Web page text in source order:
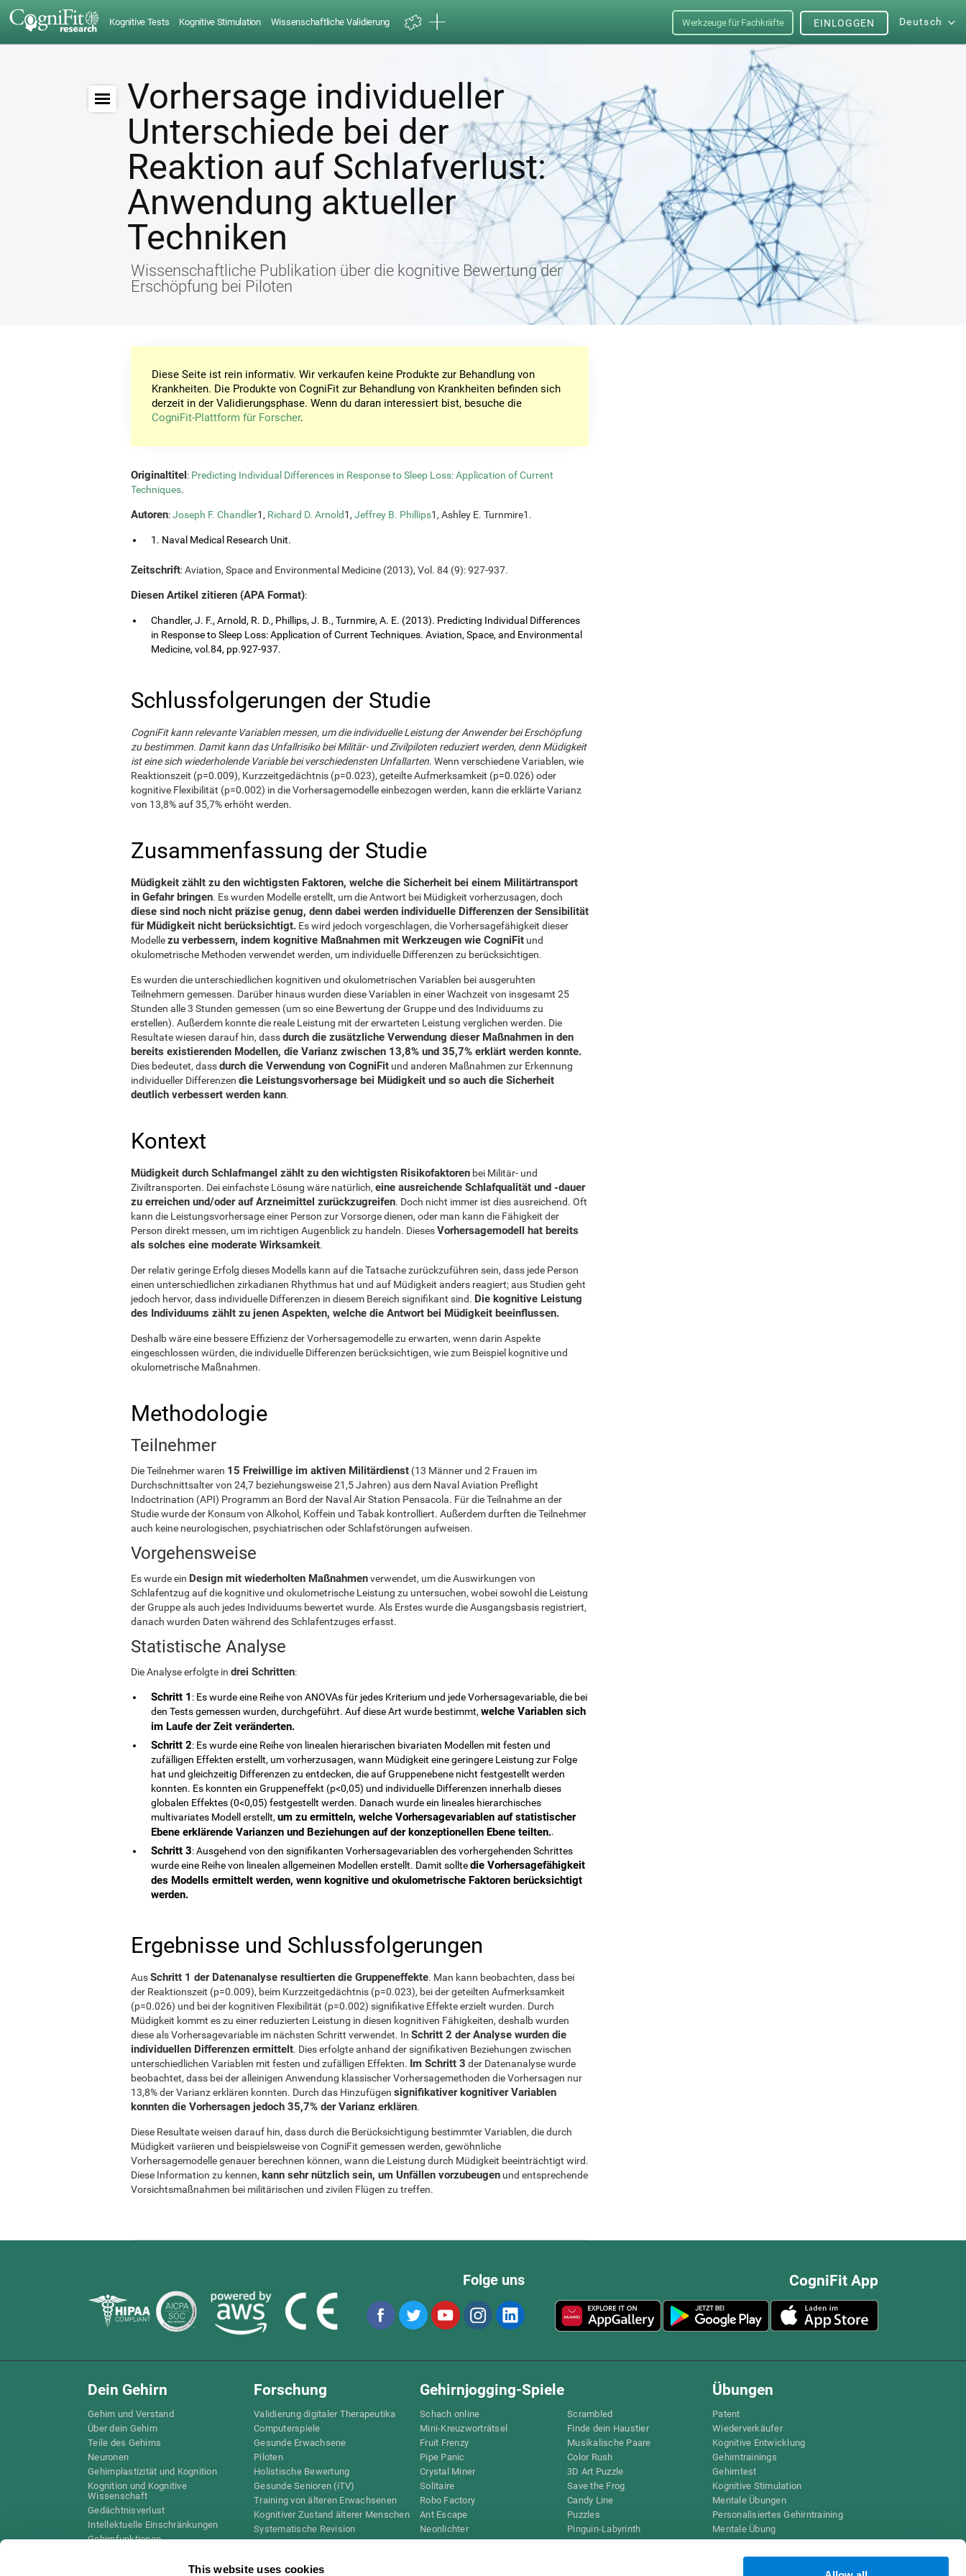
This website uses cookies
Kognitive Tests Kognitive Stimulation Wissenschaftliche Validierung Werkzeuge für Fachkräfte Deutsch
EINLOGGEN
Vorhersage individueller
Unterschiede bei der
Reaktion auf Schlafverlust:
Anwendung aktueller
Techniken
Wissenschaftliche Publikation über die kognitive Bewertung der
Erschöpfung bei Piloten
Diese Seite ist rein informativ. Wir verkaufen keine Produkte zur Behandlung von
Krankheiten. Die Produkte von CogniFit zur Behandlung von Krankheiten befinden sich
derzeit in der Validierungsphase. Wenn du daran interessiert bist, besuche die
CogniFit-Plattform für Forscher.
Originaltitel: Predicting Individual Differences in Response to Sleep Loss: Application of Current
Techniques.
Autoren:Joseph F. Chandler1, Richard D. Arnold1, Jeffrey B. Phillips1, Ashley E. Turnmire1.
1. Naval Medical Research Unit.
Zeitschrift: Aviation, Space and Environmental Medicine (2013), Vol. 84 (9): 927-937.
Diesen Artikel zitieren (APA Format):
Chandler, J. F., Arnold, R. D., Phillips, J. B., Turnmire, A. E. (2013). Predicting Individual Differences
in Response to Sleep Loss: Application of Current Techniques. Aviation, Space, and Environmental
Medicine, vol.84, pp.927-937.
Schlussfolgerungen der Studie
CogniFit kann relevante Variablen messen, um die individuelle Leistung der Anwender bei Erschöpfung
zu bestimmen. Damit kann das Unfallrisiko bei Militär- und Zivilpiloten reduziert werden, denn Müdigkeit
ist eine sich wiederholende Variable bei verschiedensten Unfallarten. Wenn verschiedene Variablen, wie
Reaktionszeit (p=0.009), Kurzzeitgedächtnis (p=0.023), geteilte Aufmerksamkeit (p=0.026) oder
kognitive Flexibilität (p=0.002) in die Vorhersagemodelle einbezogen werden, kann die erklärte Varianz
von 13,8% auf 35,7% erhöht werden.
Zusammenfassung der Studie
Müdigkeit zählt zu den wichtigsten Faktoren, welche die Sicherheit bei einem Militärtransport
in Gefahr bringen. Es wurden Modelle erstellt, um die Antwort bei Müdigkeit vorherzusagen, doch
diese sind noch nicht präzise genug, denn dabei werden individuelle Differenzen der Sensibilität
für Müdigkeit nicht berücksichtigt. Es wird jedoch vorgeschlagen, die Vorhersagefähigkeit dieser
Modellezu verbessern, indem kognitive Maßnahmen mit Werkzeugen wie CogniFit und
okulometrische Methoden verwendet werden, um individuelle Differenzen zu berücksichtigen.
Es wurden die unterschiedlichen kognitiven und okulometrischen Variablen bei ausgeruhten
Teilnehmern gemessen. Darüber hinaus wurden diese Variablen in einer Wachzeit von insgesamt 25
Stunden alle 3 Stunden gemessen (um so eine Bewertung der Gruppe und des Individuums zu
erstellen). Außerdem konnte die reale Leistung mit der erwarteten Leistung verglichen werden. Die
Resultate wiesen darauf hin, dassdurch die zusätzliche Verwendung dieser Maßnahmen in den
bereits existierenden Modellen, die Varianz zwischen 13,8% und 35,7% erklärt werden konnte.
Dies bedeutet, dassdurch die Verwendung von CogniFit und anderen Maßnahmen zur Erkennung
individueller Differenzen die Leistungsvorhersage bei Müdigkeit und so auch die Sicherheit
deutlich verbessert werden kann.
Kontext
Müdigkeit durch Schlafmangel zählt zu den wichtigsten Risikofaktoren bei Militär- und
Ziviltransporten. Dei einfachste Lösung wäre natürlich, eine ausreichende Schlafqualität und -dauer
zu erreichen und/oder auf Arzneimittel zurückzugreifen. Doch nicht immer ist dies ausreichend. Oft
kann die Leistungsvorhersage einer Person zur Vorsorge dienen, oder man kann die Fähigkeit der
Person direkt messen, um im richtigen Augenblick zu handeln. DiesesVorhersagemodell hat bereits
als solches eine moderate Wirksamkeit.
Der relativ geringe Erfolg dieses Modells kann auf die Tatsache zurückzuführen sein, dass jede Person
einen unterschiedlichen zirkadianen Rhythmus hat und auf Müdigkeit anders reagiert; aus Studien geht
jedoch hervor, dass individuelle Differenzen in diesem Bereich signifikant sind. Die kognitive Leistung
des Individuums zählt zu jenen Aspekten, welche die Antwort bei Müdigkeit beeinflussen.
Deshalb wäre eine bessere Effizienz der Vorhersagemodelle zu erwarten, wenn darin Aspekte
eingeschlossen würden, die individuelle Differenzen berücksichtigen, wie zum Beispiel kognitive und
okulometrische Maßnahmen.
Methodologie
Teilnehmer
Die Teilnehmer waren 15 Freiwillige im aktiven Militärdienst (13 Männer und 2 Frauen im
Durchschnittsalter von 24,7 beziehungsweise 21,5 Jahren) aus dem Naval Aviation Preflight
Indoctrination (API) Programm an Bord der Naval Air Station Pensacola. Für die Teilnahme an der
Studie wurde der Konsum von Alkohol, Koffein und Tabak kontrolliert. Außerdem durften die Teilnehmer
auch keine neurologischen, psychiatrischen oder Schlafstörungen aufweisen.
Vorgehensweise
Es wurde ein Design mit wiederholten Maßnahmenverwendet, um die Auswirkungen von
Schlafentzug auf die kognitive und okulometrische Leistung zu untersuchen, wobei sowohl die Leistung
der Gruppe als auch jedes Individuums bewertet wurde. Als Erstes wurde die Ausgangsbasis registriert,
danach wurden Daten während des Schlafentzuges erfasst.
Statistische Analyse
Die Analyse erfolgte in drei Schritten:
Schritt 1 : Es wurde eine Reihe von ANOVAs für jedes Kriterium und jede Vorhersagevariable, die bei
den Tests gemessen wurden, durchgeführt. Auf diese Art wurde bestimmt, welche Variablen sich
im Laufe der Zeit veränderten.
Schritt 2: Es wurde eine Reihe von linealen hierarischen bivariaten Modellen mit festen und
zufälligen Effekten erstellt, um vorherzusagen, wann Müdigkeit eine geringere Leistung zur Folge
hat und gleichzeitig Differenzen zu entdecken, die auf Gruppenebene nicht festgestellt werden
konnten. Es konnten ein Gruppeneffekt (p<0,05) und individuelle Differenzen innerhalb dieses
globalen Effektes (0<0,05) festgestellt werden. Danach wurde ein lineales hierarchisches
multivariates Modell erstellt, um zu ermitteln, welche Vorhersagevariablen auf statistischer
Ebene erklärende Varianzen und Beziehungen auf der konzeptionellen Ebene teilten..
Schritt 3: Ausgehend von den signifikanten Vorhersagevariablen des vorhergehenden Schrittes
wurde eine Reihe von linealen allgemeinen Modellen erstellt. Damit solltedie Vorhersagefähigkeit
des Modells ermittelt werden, wenn kognitive und okulometrische Faktoren berücksichtigt
werden.
Ergebnisse und Schlussfolgerungen
AusSchritt 1 der Datenanalyse resultierten die Gruppeneffekte. Man kann beobachten, dass bei
der Reaktionszeit (p=0.009), beim Kurzzeitgedächtnis (p=0.023), bei der geteilten Aufmerksamkeit
(p=0.026) und bei der kognitiven Flexibilität (p=0.002) signifikative Effekte erzielt wurden. Durch
Müdigkeit kommt es zu einer reduzierten Leistung in diesen kognitiven Fähigkeiten, deshalb wurden
diese als Vorhersagevariable im nächsten Schritt verwendet. In Schritt 2 der Analyse wurden die
individuellen Differenzen ermittelt. Dies erfolgte anhand der signifikativen Beziehungen zwischen
unterschiedlichen Variablen mit festen und zufälligen Effekten. Im Schritt 3 der Datenanalyse wurde
beobachtet, dass bei der alleinigen Anwendung klassischer Vorhersagemethoden die Vorhersagen nur
13,8% der Varianz erklären konnten. Durch das Hinzufügen signifikativer kognitiver Variablen
konnten die Vorhersagen jedoch 35,7% der Varianz erklären.
Diese Resultate weisen darauf hin, dass durch die Berücksichtigung bestimmter Variablen, die durch
Müdigkeit variieren und beispielsweise von CogniFit gemessen werden, gewöhnliche
Vorhersagemodelle genauer berechnen können, wann die Leistung durch Müdigkeit beeinträchtigt wird.
Diese Information zu kennen, kann sehr nützlich sein, um Unfällen vorzubeugen und entsprechende
Vorsichtsmaßnahmen bei militärischen und zivilen Flügen zu treffen.
CogniFit App
Folge uns
Dein Gehirn
Gehirn und Verstand
Über dein Gehirn
Teile des Gehirns
Neuronen
Gehirnplastizität und Kognition
Kognition und Kognitive
Wissenschaft
Gedächtnisverlust
Intellektuelle Einschränkungen
Gehirnfunktionen
Forschung
Validierung digitaler Therapeutika
Computerspiele
Gesunde Erwachsene
Piloten
Holistische Bewertung
Gesunde Senioren (iTV)
Training von älteren Erwachsenen
Kognitiver Zustand älterer Menschen
Systematische Revision
Gehirnjogging-Spiele
Schach online
Mini-Kreuzworträtsel
Fruit Frenzy
Pipe Panic
Crystal Miner
Solitaire
Robo Factory
Ant Escape
Neonlichter
Scrambled
Finde dein Haustier
Musikalische Paare
Color Rush
3D Art Puzzle
Save the Frog
Candy Line
Puzzles
Pinguin-Labyrinth
Übungen
Patent
Wiederverkäufer
Kognitive Entwicklung
Gehirntrainings
Gehirntest
Kognitive Stimulation
Mentale Übungen
Personalisiertes Gehirntraining
Mentale Übung
Leseverständnis